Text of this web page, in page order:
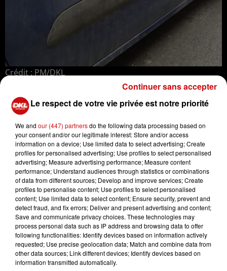
Crédit : PM/DKL
Mise à jour du mercredi 2 février à 6h46
La personne disparue a été retrouvée dans la nuit de
mardi à mercredi selon nos confrères de Radio France,
citant la gendarmerie du Bas-Rhin.
Cette habitante d'Obernai était désorientée, dans son
véhicule, ce dernier étant stationné sur une aire de
repos de l'A35.
Article original
La Gendarmerie du Bas-Rhin lance un appel à témoins
ce mardi matinpour retrouver Nadia Issenhuth.Cette
habitante d'Obernai, âgée de 56 ans, a quitté son
Le respect de votre vie privée est notre priorité
We and our (447) partnersdo the following data processing based on
your consent and/or our legitimate interest: Store and/or access
information on a device; Use limited data to select advertising; Create
profiles for personalised advertising; Use profiles to select personalised
advertising; Measure advertising performance; Measure content
performance; Understand audiences through statistics or combinations
of data from different sources; Develop and improve services; Create
profiles to personalise content; Use profiles to select personalised
content; Use limited data to select content; Ensure security, prevent and
detect fraud, and fix errors; Deliver and present advertising and content;
Save and communicate privacy choices. These technologies may
process personal data such as IP address and browsing data to offer
following functionalities: Identify devices based on information actively
requested; Use precise geolocation data; Match and combine data from
other data sources; Link different devices; Identify devices based on
information transmitted automatically.
Continuer sans accepter